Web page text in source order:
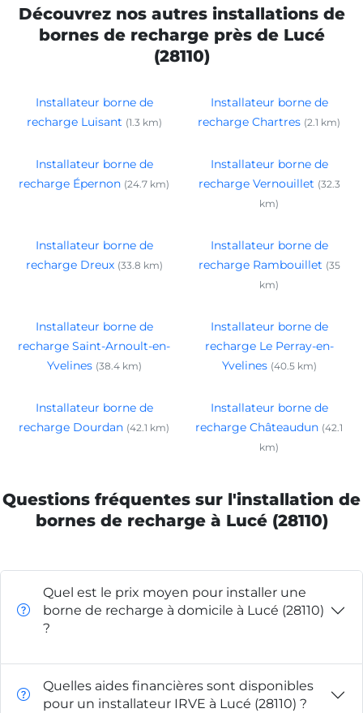
Découvrez nos autres installations de
bornes de recharge près de Lucé
(28110)
Installateur borne de
recharge Luisant (1.3 km)
Installateur borne de
recharge Chartres (2.1 km)
Installateur borne de
recharge Épernon (24.7 km)
Installateur borne de
recharge Vernouillet (32.3
km)
Installateur borne de
recharge Dreux (33.8 km)
Installateur borne de
recharge Rambouillet (35
km)
Installateur borne de
recharge Saint-Arnoult-en-
Yvelines (38.4 km)
Installateur borne de
recharge Le Perray-en-
Yvelines (40.5 km)
Installateur borne de
recharge Dourdan (42.1 km)
Installateur borne de
recharge Châteaudun (42.1
km)
Questions fréquentes sur l'installation de
bornes de recharge à Lucé (28110)
Quel est le prix moyen pour installer une
borne de recharge à domicile à Lucé (28110)
?
Quelles aides financières sont disponibles
pour un installateur IRVE à Lucé (28110) ?